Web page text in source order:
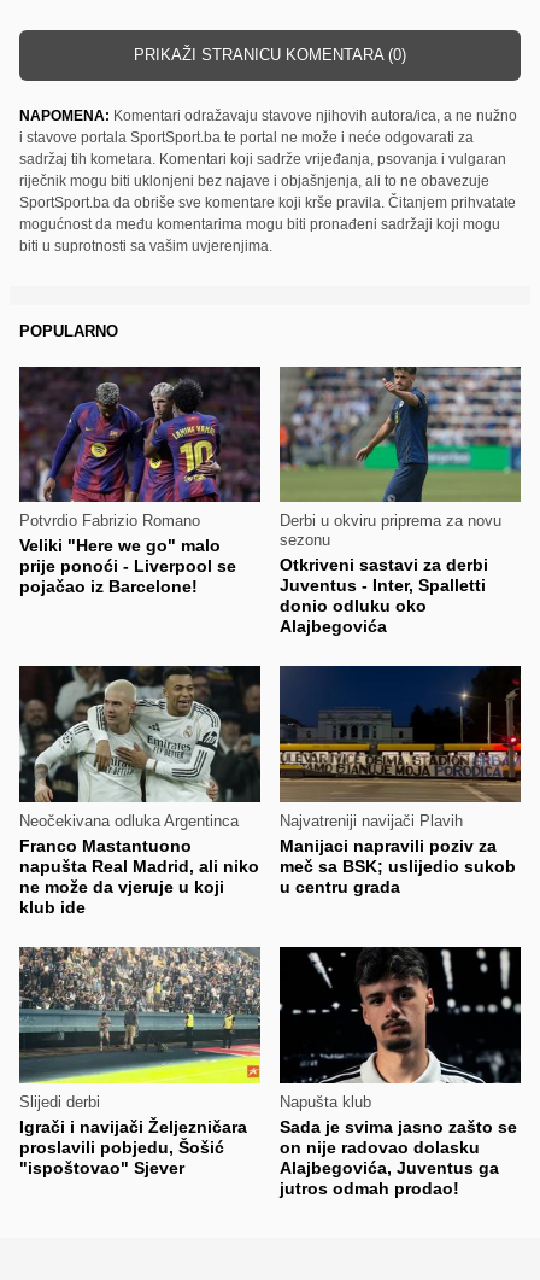
PRIKAŽI STRANICU KOMENTARA (0)
NAPOMENA: Komentari odražavaju stavove njihovih autora/ica, a ne nužno
i stavove portala SportSport.ba te portal ne može i neće odgovarati za
sadržaj tih kometara. Komentari koji sadrže vrijeđanja, psovanja i vulgaran
riječnik mogu biti uklonjeni bez najave i objašnjenja, ali to ne obavezuje
SportSport.ba da obriše sve komentare koji krše pravila. Čitanjem prihvatate
mogućnost da među komentarima mogu biti pronađeni sadržaji koji mogu
biti u suprotnosti sa vašim uvjerenjima.
POPULARNO
Potvrdio Fabrizio Romano
Veliki "Here we go" malo
prije ponoći - Liverpool se
pojačao iz Barcelone!
Derbi u okviru priprema za novu
sezonu
Otkriveni sastavi za derbi
Juventus - Inter, Spalletti
donio odluku oko
Alajbegovića
Neočekivana odluka Argentinca
Franco Mastantuono
napušta Real Madrid, ali niko
ne može da vjeruje u koji
klub ide
Najvatreniji navijači Plavih
Manijaci napravili poziv za
meč sa BSK; uslijedio sukob
u centru grada
Slijedi derbi
Igrači i navijači Željezničara
proslavili pobjedu, Šošić
"ispoštovao" Sjever
Napušta klub
Sada je svima jasno zašto se
on nije radovao dolasku
Alajbegovića, Juventus ga
jutros odmah prodao!